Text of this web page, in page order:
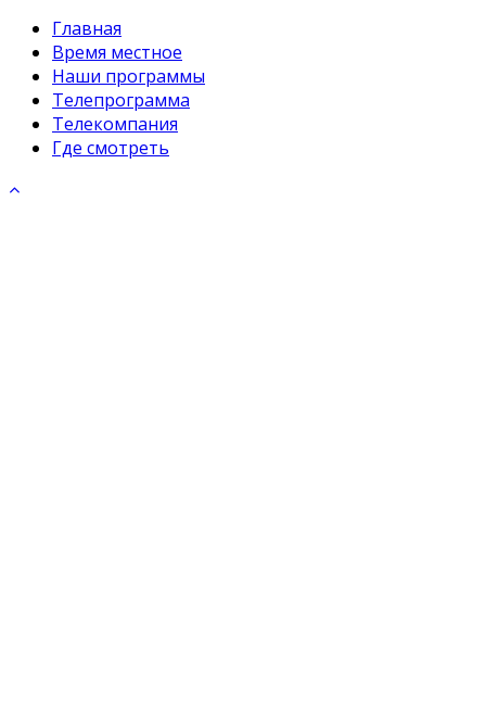
Главная
Время местное
Наши программы
Телепрограмма
Телекомпания
Где смотреть